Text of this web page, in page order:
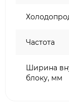
Частота
Ширина
блоку, мм